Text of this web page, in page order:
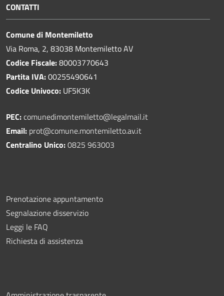
CONTATTI
Comune di Montemiletto
Via Roma, 2, 83038 Montemiletto AV
Codice Fiscale:80003770643
Partita IVA:00255490641
Codice Univoco: UF5K3K
PEC:comunedimontemiletto@legalmail.it
Email: prot@comune.montemiletto.av.it
Centralino Unico:0825 963003
Prenotazione appuntamento
Segnalazione disservizio
Leggi le FAQ
Richiesta di assistenza